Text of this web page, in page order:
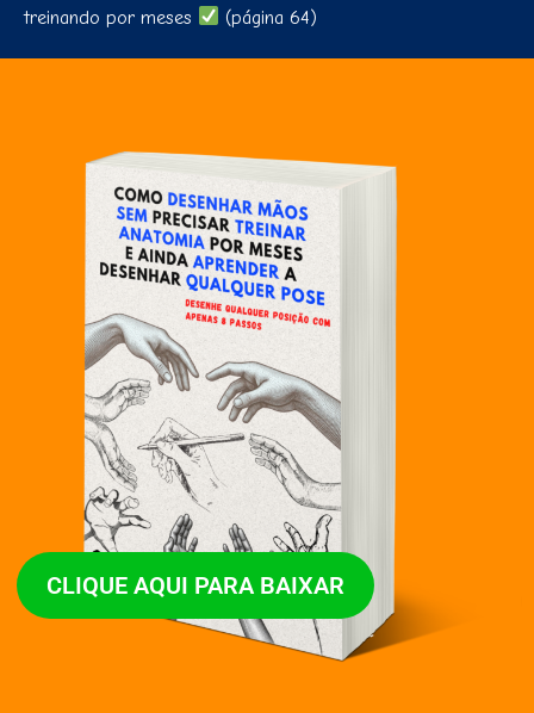
treinando por meses
(página 64)
CLIQUE AQUI PARA BAIXAR